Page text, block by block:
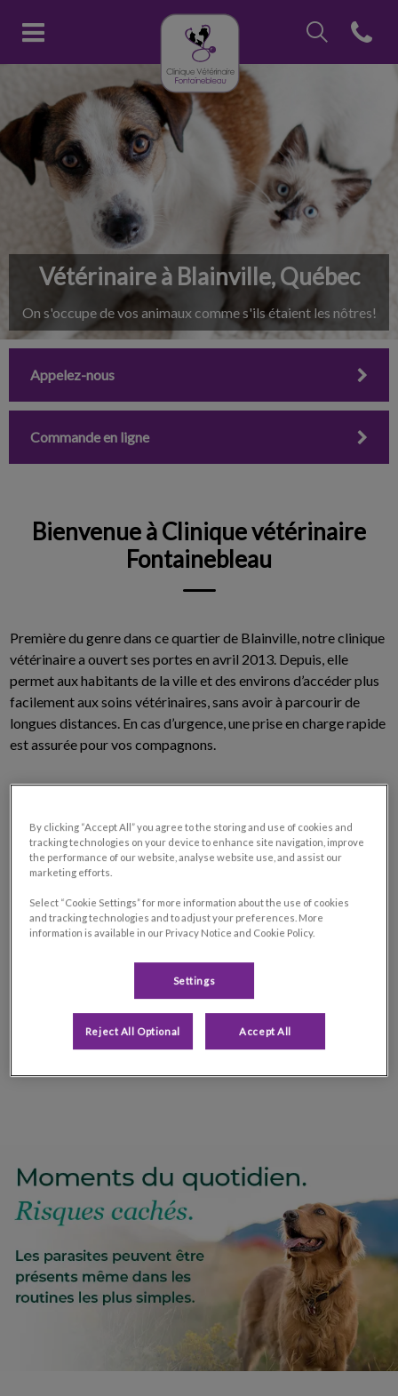
Page d'accueil de Clinique
Open
IvcPractices.HeaderNav.Search.Label
Vétérinaire à Blainville, Québec
On s'occupe de vos animaux comme s'ils étaient les nôtres!
Appelez-nous
Commande en ligne
Bienvenue à Clinique vétérinaire
Fontainebleau
Première du genre dans ce quartier de Blainville, notre clinique
vétérinaire a ouvert ses portes en avril 2013. Depuis, elle
permet aux habitants de la ville et des environs d’accéder plus
facilement aux soins vétérinaires, sans avoir à parcourir de
longues distances. En cas d’urgence, une prise en charge rapide
est assurée pour vos compagnons.
Notre établissement regroupe en un seul lieu tous les soins
chirurgie, aussi bien pour des interventions de routine que pour
des actes plus spécialisés. Un service de dentisterie est
également disponible afin d’assurer tous les soins bucco-
dentaires nécessaires. De plus, nous disposons d’outils
diagnostiques sur place pour réaliser des analyses médicales
approfondies.
N’hésitez pas à prendre rendez-vous pour une première
consultation et à faire connaissance avec notre équipe
médicale. Nous serions ravis de vous accueillir et de prendre
soin de votre compagnon.
By clicking “Accept All” you agree to the storing and use of cookies and
tracking technologies on your device to enhance site navigation, improve
the performance of our website, analyse website use, and assist our
marketing efforts.
Select “Cookie Settings” for more information about the use of cookies
and tracking technologies and to adjust your preferences. More
information is available in our Privacy Notice and Cookie Policy.
Settings
Reject All Optional Accept All